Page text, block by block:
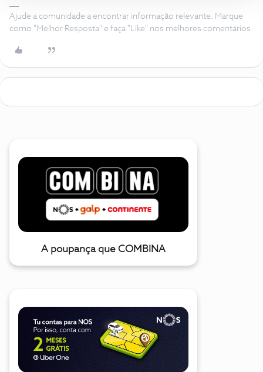
Ajude a comunidade a encontrar informação relevante. Marque
como "Melhor Resposta" e faça "Like" nos melhores comentários.
A poupança que COMBINA